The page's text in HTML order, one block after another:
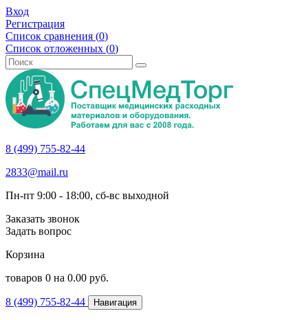
Вход
Регистрация
Список сравнения (0)
Список отложенных (0)
8 (499) 755-82-44
2833@mail.ru
Пн-пт 9:00 - 18:00, сб-вс выходной
Заказать звонок
Задать вопрос
Корзина
товаров 0 на 0.00 руб.
8 (499) 755-82-44 Навигация